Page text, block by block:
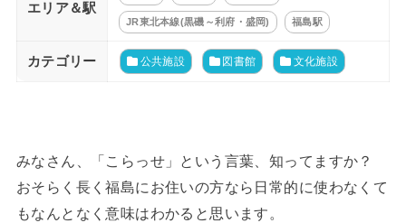
エリア＆駅
JR東北本線(黒磯～利府・盛岡) 福島駅
カテゴリー 公共施設 図書館 文化施設
みなさん、「こらっせ」という言葉、知ってますか？
おそらく長く福島にお住いの方なら日常的に使わなくて
もなんとなく意味はわかると思います。